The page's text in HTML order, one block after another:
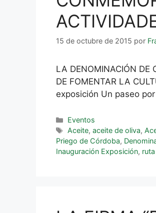
15 de octubre de 2015 por
LA DENOMINACIÓN DE
DE FOMENTAR LA
exposición Un paseo
Eventos
Aceite,aceite de oliva,
Priego de Córdoba,
Inauguración Exposición,